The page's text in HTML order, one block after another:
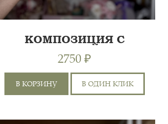
САНТИНИ 3ШТ,
КОМПОЗИЦИЯ С
2750 ₽
В КОРЗИНУ В ОДИН КЛИК